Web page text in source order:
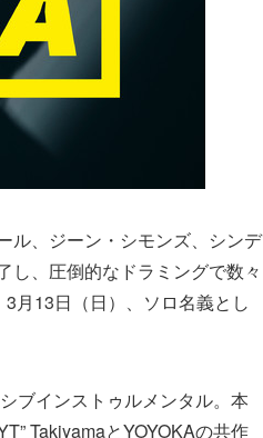
ル、ジーン・シモンズ、シンデ
し、圧倒的なドラミングで数々
月13日（日）、ソロ名義とし
ブインストゥルメンタル。本
TakiyamaとYOYOKAの共作